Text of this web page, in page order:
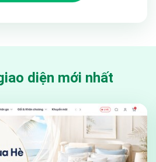
diện mới nhất